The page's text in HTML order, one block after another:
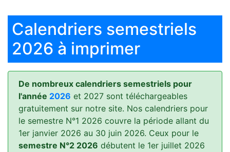
Calendriers semestriels
2026 à imprimer
De nombreux calendriers semestriels pour
l'année 2026 et 2027 sont téléchargeables
gratuitement sur notre site. Nos calendriers pour
le semestre N°1 2026 couvre la période allant du
1er janvier 2026 au 30 juin 2026. Ceux pour le
semestre N°2 2026 débutent le 1er juillet 2026